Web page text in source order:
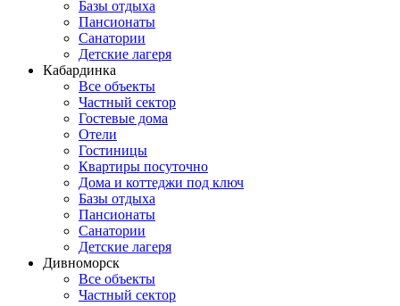
Базы отдыха
Пансионаты
Санатории
Детские лагеря
Кабардинка
Все объекты
Частный сектор
Гостевые дома
Отели
Гостиницы
Квартиры посуточно
Дома и коттеджи под ключ
Базы отдыха
Пансионаты
Санатории
Детские лагеря
Дивноморск
Все объекты
Частный сектор